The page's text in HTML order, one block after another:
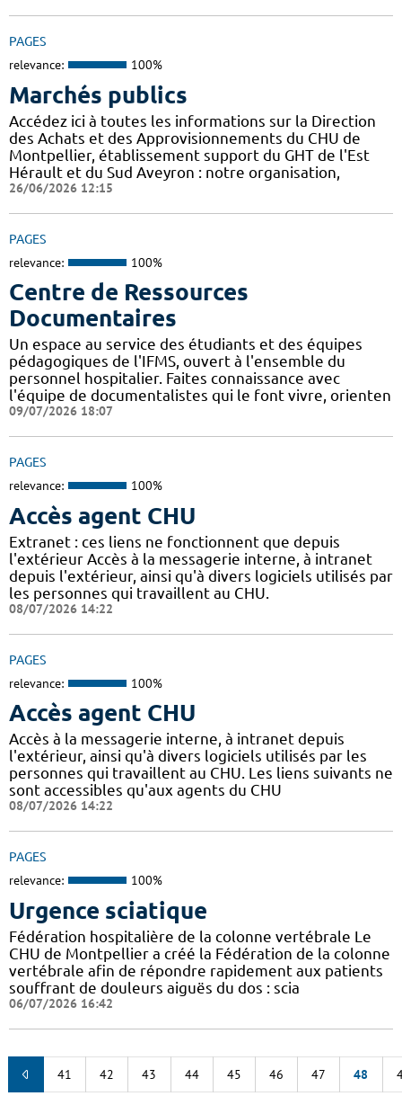
PAGES
relevance: 100%
Marchés publics
Accédez ici à toutes les informations sur la Direction
des Achats et des Approvisionnements du CHU de
Montpellier, établissement support du GHT de l'Est
Hérault et du Sud Aveyron : notre organisation,
26/06/2026 12:15
PAGES
relevance: 100%
Centre de Ressources
Documentaires
Un espace au service des étudiants et des équipes
pédagogiques de l'IFMS, ouvert à l'ensemble du
personnel hospitalier. Faites connaissance avec
l'équipe de documentalistes qui le font vivre, orienten
09/07/2026 18:07
PAGES
relevance: 100%
Accès agent CHU
Extranet : ces liens ne fonctionnent que depuis
l'extérieur Accès à la messagerie interne, à intranet
depuis l'extérieur, ainsi qu'à divers logiciels utilisés par
les personnes qui travaillent au CHU.
08/07/2026 14:22
PAGES
relevance: 100%
Accès agent CHU
Accès à la messagerie interne, à intranet depuis
l'extérieur, ainsi qu'à divers logiciels utilisés par les
personnes qui travaillent au CHU. Les liens suivants ne
sont accessibles qu'aux agents du CHU
08/07/2026 14:22
PAGES
relevance: 100%
Urgence sciatique
Fédération hospitalière de la colonne vertébrale Le
CHU de Montpellier a créé la Fédération de la colonne
vertébrale afin de répondre rapidement aux patients
souffrant de douleurs aiguës du dos : scia
06/07/2026 16:42
41 42 43 44 45 46 47 48